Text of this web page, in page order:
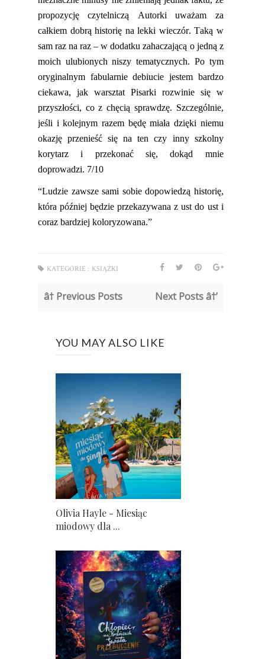
propozycję czytelniczą Autorki uważam za
całkiem dobrą historię na lekki wieczór. Taką w
sam raz na raz – w dodatku zahaczającą o jednąz
moich ulubionych niszy tematycznych. Po tym
oryginalnym fabularnie debiucie jestem bardzo
ciekawa, jak warsztat Pisarki rozwinie się w
przyszłości, co z chęcią sprawdzę. Szczególnie,
jeśli i kolejnym razem będę miała dzięki niemu
okazję przenieść się na ten czy inny szkolny
korytarz i przekonać się, dokąd mnie
doprowadzi. 7/10
“Ludzie zawsze sami sobie dopowiedzą historię,
która później będzie przekazywana z ust do ust i
coraz bardziej koloryzowana.”
KATEGORIE : KSIĄŻKI
â† Previous Posts Next Posts â†’
YOU MAY ALSO LIKE
Olivia Hayle - Miesiąc
miodowy dla ...